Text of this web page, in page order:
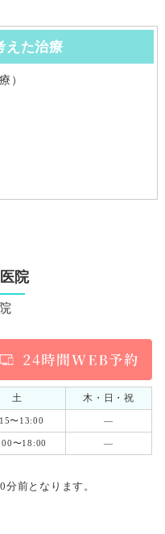
えた治療
）
院
土
木・日・祝
〜13:00 ―
〜18:00 ―
前となります。